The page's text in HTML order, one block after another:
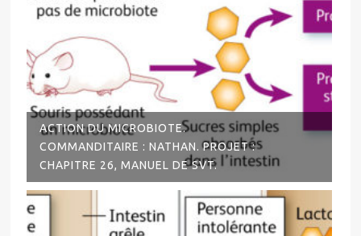
ACTION DU MICROBIOTE.
COMMANDITAIRE : NATHAN. PROJET :
CHAPITRE 26, MANUEL DE SVT.